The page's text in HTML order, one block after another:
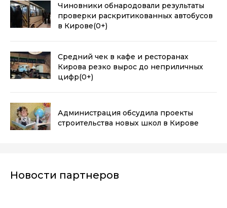
Чиновники обнародовали результаты
проверки раскритикованных автобусов
в Кирове(0+)
Средний чек в кафе и ресторанах
Кирова резко вырос до неприличных
цифр(0+)
Администрация обсудила проекты
строительства новых школ в Кирове
Новости партнеров